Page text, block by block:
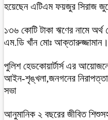
হয়েছেন এটিএম ফয়জুর সিরাজ
১৩৬ কোটি টাকা ঋণের নামে
এম.ডি খাঁন মোঃ আক্তারুজ্জামান।
পুলিশ হেডকোয়ার্টার্স এর আয়োজনে
আইন-শৃঙ্খলা,জনগনের
সভা
আনুমানিক ২ বছরের জীবিত